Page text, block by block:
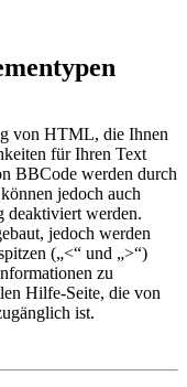
von HTML, die Ihnen
für Ihren Text
BBCode werden durch
jedoch auch
deaktiviert werden.
jedoch werden
(„<“ und „>“)
zu
Hilfe-Seite, die von
ist.